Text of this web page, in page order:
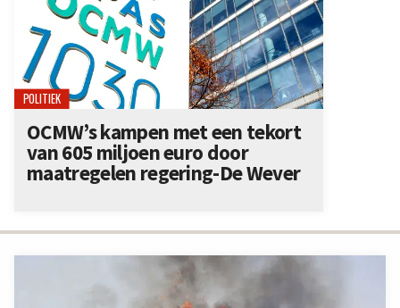
POLITIEK
OCMW’s kampen met een tekort
van 605 miljoen euro door
maatregelen regering-De Wever